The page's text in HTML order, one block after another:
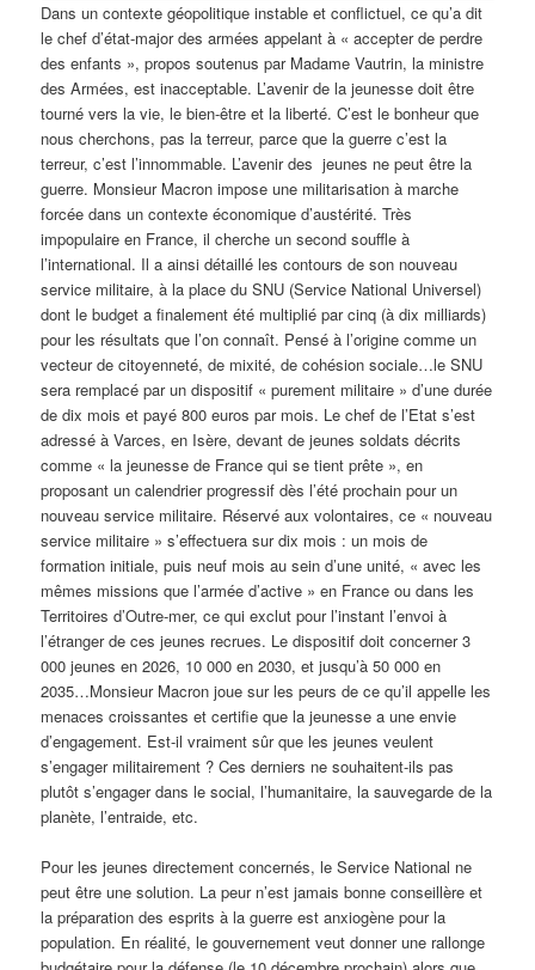
Dans un contexte géopolitique instable et conflictuel, ce qu’a dit
le chef d’état-major des armées appelant à « accepter de perdre
des enfants », propos soutenus par Madame Vautrin, la ministre
des Armées, est inacceptable. L’avenir de la jeunesse doit être
tourné vers la vie, le bien-être et la liberté. C’est le bonheur que
nous cherchons, pas la terreur, parce que la guerre c’est la
terreur, c’est l’innommable. L’avenir des jeunes ne peut être la
guerre. Monsieur Macron impose une militarisation à marche
forcée dans un contexte économique d’austérité. Très
impopulaire en France, il cherche un second souffle à
l’international. Il a ainsi détaillé les contours de son nouveau
service militaire, à la place du SNU (Service National Universel)
dont le budget a finalement été multiplié par cinq (à dix milliards)
pour les résultats que l’on connaît. Pensé à l’origine comme un
vecteur de citoyenneté, de mixité, de cohésion sociale…le SNU
sera remplacé par un dispositif « purement militaire » d’une durée
de dix mois et payé 800 euros par mois. Le chef de l’Etat s’est
adressé à Varces, en Isère, devant de jeunes soldats décrits
comme « la jeunesse de France qui se tient prête », en
proposant un calendrier progressif dès l’été prochain pour un
nouveau service militaire. Réservé aux volontaires, ce « nouveau
service militaire » s’effectuera sur dix mois : un mois de
formation initiale, puis neuf mois au sein d’une unité, « avec les
mêmes missions que l’armée d’active » en France ou dans les
Territoires d’Outre-mer, ce qui exclut pour l’instant l’envoi à
l’étranger de ces jeunes recrues. Le dispositif doit concerner 3
000 jeunes en 2026, 10 000 en 2030, et jusqu’à 50 000 en
2035…Monsieur Macron joue sur les peurs de ce qu’il appelle les
menaces croissantes et certifie que la jeunesse a une envie
d’engagement. Est-il vraiment sûr que les jeunes veulent
s’engager militairement ? Ces derniers ne souhaitent-ils pas
plutôt s’engager dans le social, l’humanitaire, la sauvegarde de la
planète, l’entraide, etc.
Pour les jeunes directement concernés, le Service National ne
peut être une solution. La peur n’est jamais bonne conseillère et
la préparation des esprits à la guerre est anxiogène pour la
population. En réalité, le gouvernement veut donner une rallonge